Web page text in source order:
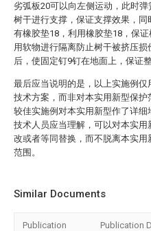
劣弧板20可以向左侧运动，此时
树干进行支撑，保证支撑效果，
有橡胶垫18，利用橡胶垫18，保
用软物进行隔离防止树干被挤压
后，使固定钉9钉在地面上，保证
最后应当说明的是，以上实施例仅
技术方案，而非对本实用新型保护
较佳实施例对本实用新型作了详细
技术人员应当理解，可以对本实
改或者等同替换，而不脱离本实用
范围。
Similar Documents
Publication Publication